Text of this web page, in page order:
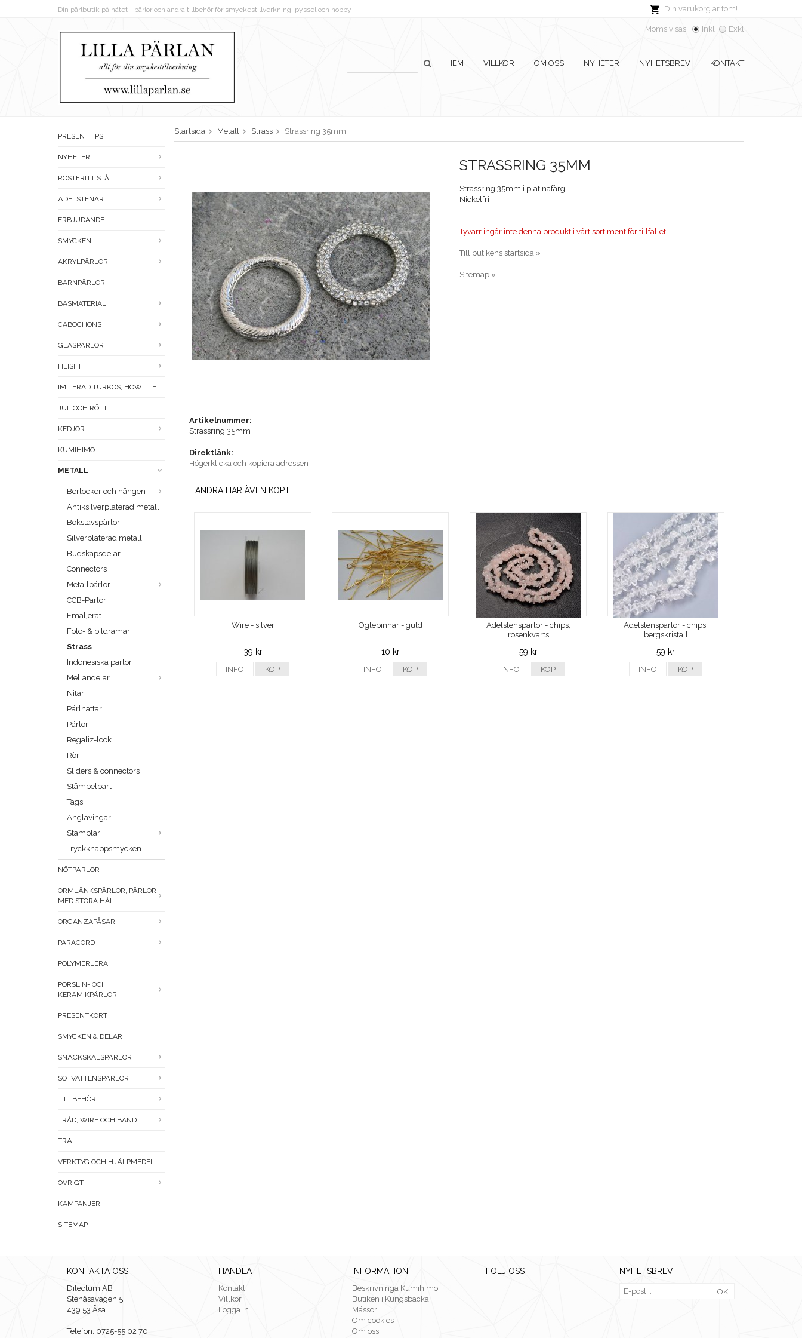
Din varukorg är tom!
Din pärlbutik på nätet - pärlor och andra tillbehör för smyckestillverkning, pyssel och hobby
Moms visas: Inkl Exkl
HEM VILLKOR OM OSS NYHETER NYHETSBREV KONTAKT
PRESENTTIPS!
NYHETER
ROSTFRITT STÅL
ÄDELSTENAR
ERBJUDANDE
SMYCKEN
AKRYLPÄRLOR
BARNPÄRLOR
BASMATERIAL
CABOCHONS
GLASPÄRLOR
HEISHI
IMITERAD TURKOS, HOWLITE
JUL OCH RÖTT
KEDJOR
KUMIHIMO
METALL
Berlocker och hängen
Antiksilverpläterad metall
Bokstavspärlor
Silverpläterad metall
Budskapsdelar
Connectors
Metallpärlor
CCB-Pärlor
Emaljerat
Foto- & bildramar
Strass
Indonesiska pärlor
Mellandelar
Nitar
Pärlhattar
Pärlor
Regaliz-look
Rör
Sliders & connectors
Stämpelbart
Tags
Änglavingar
Stämplar
Tryckknappsmycken
NÖTPÄRLOR
ORMLÄNKSPÄRLOR, PÄRLOR
MED STORA HÅL
ORGANZAPÅSAR
PARACORD
POLYMERLERA
PORSLIN- OCH
KERAMIKPÄRLOR
PRESENTKORT
SMYCKEN & DELAR
SNÄCKSKALSPÄRLOR
SÖTVATTENSPÄRLOR
TILLBEHÖR
TRÅD, WIRE OCH BAND
TRÄ
VERKTYG OCH HJÄLPMEDEL
ÖVRIGT
KAMPANJER
SITEMAP
Startsida Metall Strass Strassring 35mm
STRASSRING 35MM
Strassring 35mm i platinafärg.
Nickelfri
Tyvärr ingår inte denna produkt i vårt sortiment för tillfället.
Till butikens startsida »
Sitemap »
Artikelnummer:
Strassring 35mm
Direktlänk:
Högerklicka och kopiera adressen
ANDRA HAR ÄVEN KÖPT
Wire - silver
39 kr
INFO KÖP
Öglepinnar - guld
10 kr
INFO KÖP
Ädelstenspärlor - chips,
rosenkvarts
59 kr
INFO KÖP
Ädelstenspärlor - chips,
bergskristall
59 kr
INFO KÖP
KONTAKTA OSS
Dilectum AB
Stenåsavägen 5
439 53 Åsa
Telefon: 0725-55 02 70
HANDLA
Kontakt
Villkor
Logga in
INFORMATION
Beskrivninga Kumihimo
Butiken i Kungsbacka
Mässor
Om cookies
Om oss
FÖLJ OSS NYHETSBREV
OK